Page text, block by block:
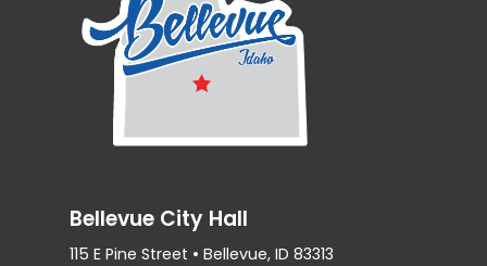
Bellevue City Hall
115 E Pine Street • Bellevue, ID 83313